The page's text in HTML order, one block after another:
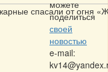
можете
поделиться
своей
новостью
e-mail: